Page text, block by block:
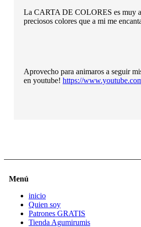
La CARTA DE COLORES es muy
preciosos colores que a mi me
Aprovecho para animaros a seguir
en youtube! https://
Menú
inicio
Quien soy
Patrones GRATIS
Tienda Agumirumis